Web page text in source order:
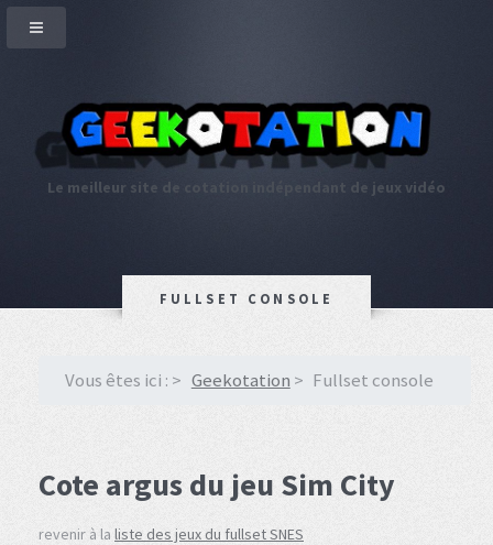
Le meilleur site de cotation indépendant de jeux vidéo
FULLSET CONSOLE
Vous êtes ici : Geekotation Fullset console
Cote argus du jeu Sim City
revenir à la liste des jeux du fullset SNES